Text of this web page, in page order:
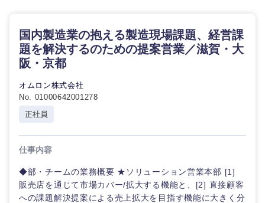
選択する
国内製造業の抱える製造現場課題、経営課
題を解決するのための提案営業／滋賀・大
阪・京都
オムロン株式会社
No. 01000642001278
正社員
仕事内容
◆部・チームの業務概要 ★ソリューション営業本部 [1]
販売店を通じて市場カバー/拡大する機能と、[2] 直接顧客
への課題解決提案による売上拡大を目指す機能に大きく分